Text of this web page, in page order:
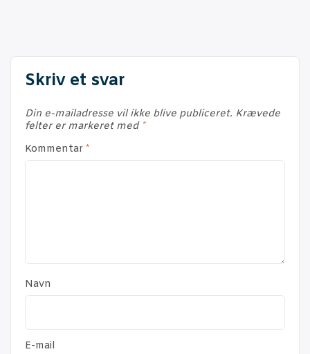
Skriv et svar
Din e-mailadresse vil ikke blive publiceret. Krævede
felter er markeret med *
Kommentar *
Navn
E-mail